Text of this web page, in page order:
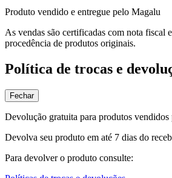
Produto vendido e entregue pelo Magalu
As vendas são certificadas com nota fiscal
procedência de produtos originais.
Política de trocas e
Fechar
Devolução gratuita para produtos vendidos
Devolva seu produto em até 7 dias do
Para devolver o produto consulte: